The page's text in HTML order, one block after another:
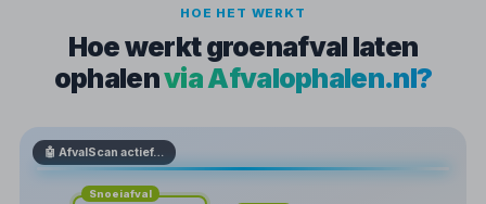
HOE HET WERKT
Hoe werkt groenafval laten
ophalenvia Afvalophalen.nl?
🤖 AfvalScan actief…
Snoeiafval